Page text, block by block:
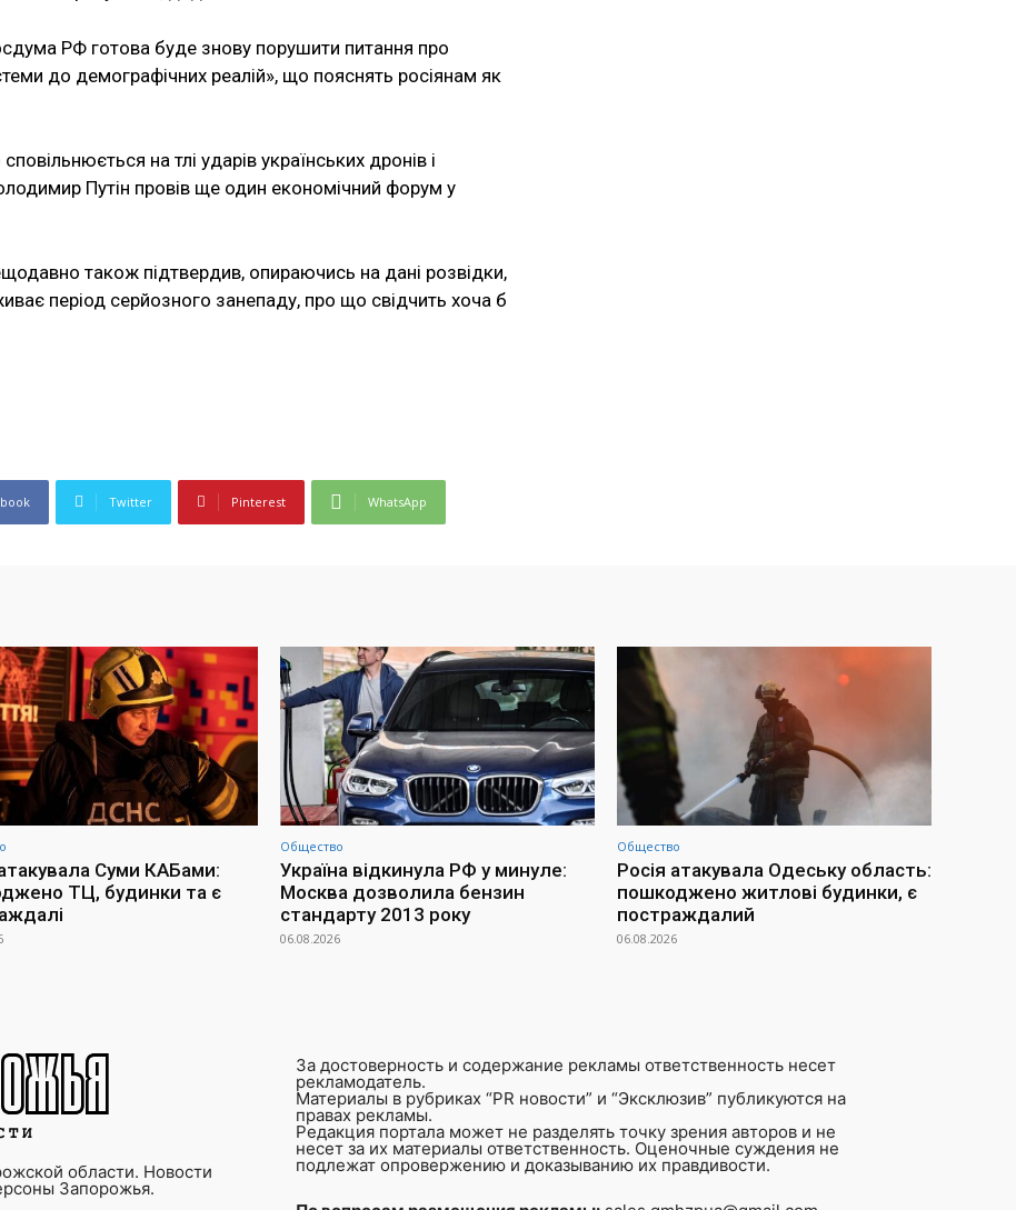
РФ готова буде знову порушити питання про
до демографічних реалій», що пояснять росіянам як
на тлі ударів українських дронів і
Путін провів ще один економічний форум у
також підтвердив, опираючись на дані розвідки,
період серйозного занепаду, про що свідчить хоча б
Twitter Pinterest WhatsApp
Суми КАБами:
ТЦ, будинки та є
Общество
Україна відкинула РФ у минуле:
Москва дозволила бензин
стандарту 2013 року
06.08.2026
Общество
Росія атакувала Одеську область:
пошкоджено житлові будинки, є
постраждалий
06.08.2026
области. Новости
Запорожья.
За достоверность и содержание рекламы ответственность несет
рекламодатель.
Материалы в рубриках “PR новости” и “Эксклюзив” публикуются на
правах рекламы.
Редакция портала может не разделять точку зрения авторов и не
несет за их материалы ответственность. Оценочные суждения не
подлежат опровержению и доказыванию их правдивости.